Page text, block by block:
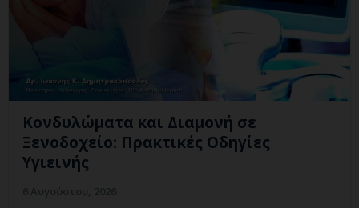
Κονδυλώματα και Διαμονή σε
Ξενοδοχείο: Πρακτικές Οδηγίες
Υγιεινής